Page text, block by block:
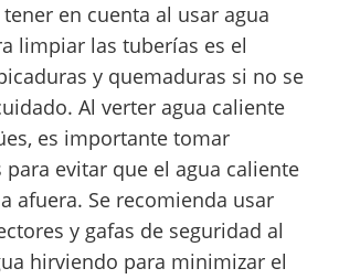
en cuenta al usar agua
limpiar las tuberías es el
y quemaduras si no se
Al verter agua caliente
es importante tomar
para evitar que el agua caliente
afuera. Se recomienda usar
y gafas de seguridad al
hirviendo para minimizar el